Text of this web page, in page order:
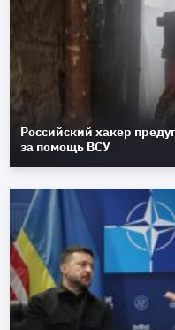
Российский хакер
за помощь ВСУ